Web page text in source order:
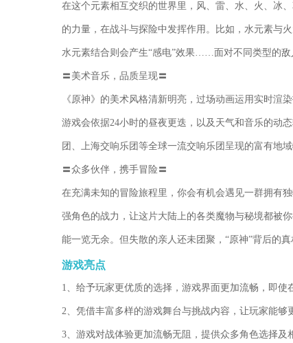
在这个元素相互交织的世界里，风、雷、水、火、冰
的力量，在战斗与探险中发挥作用。比如，水元素与
水元素结合则会产生“感电”效果……面对不同类型的敌
〓美术音乐，品质呈现〓
《原神》的美术风格清新明亮，过场动画运用实时渲
游戏会依据24小时的昼夜更迭，以及天气和音乐的动
团、上海交响乐团等全球一流交响乐团呈现的富有地域
〓众多伙伴，携手冒险〓
在充满未知的冒险旅程里，你会有机会遇见一群拥有
强角色的战力，让这片大陆上的各类魔物与秘境都被
能一览无余。但失散的亲人还未团聚，“原神”背后的
游戏亮点
1、给予玩家更优质的选择，游戏界面更加流畅，即使
2、凭借丰富多样的游戏舞台与挑战内容，让玩家能够
3、游戏对战体验更加流畅无阻，提供众多角色选择及